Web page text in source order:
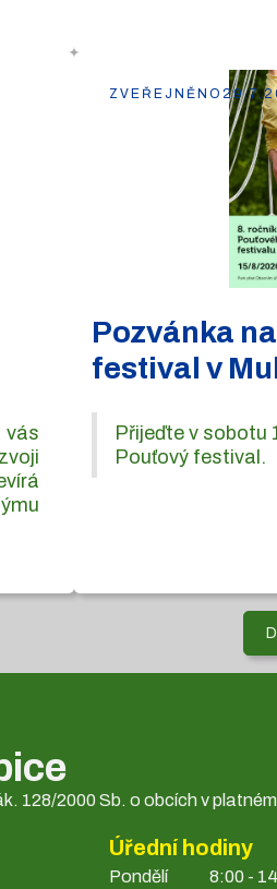
Pozvánka
festival v
Přijeďte v sobotu
Pouťový festival.
ZVEŘEJNĚNO
128/2000 Sb. o obcích v
Úřední hodiny
Pondělí 8:00 -